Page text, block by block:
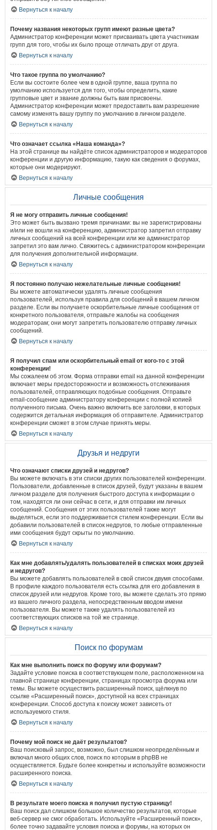
Вернуться к началу
Почему названия некоторых групп имеют разные цвета?
Администратор конференции может присваивать цвета участникам
групп для того, чтобы их было проще отличать друг от друга.
Вернуться к началу
Что такое группа по умолчанию?
Если вы состоите более чем в одной группе, ваша группа по
умолчанию используется для того, чтобы определить, какие
групповые цвет и звание должны быть вам присвоены.
Администратор конференции может предоставить вам разрешение
самому изменять вашу группу по умолчанию в личном разделе.
Вернуться к началу
Что означает ссылка «Наша команда»?
На этой странице вы найдёте список администраторов и модераторов
конференции и другую информацию, такую как сведения о форумах,
которые они модерируют.
Вернуться к началу
Личные сообщения
Я не могу отправить личные сообщения!
Это может быть вызвано тремя причинами: вы не зарегистрированы
и/или не вошли на конференцию, администратор запретил отправку
личных сообщений на всей конференции или же администратор
запретил это вам лично. Свяжитесь с администратором конференции
для получения дополнительной информации.
Вернуться к началу
Я постоянно получаю нежелательные личные сообщения!
Вы можете автоматически удалять личные сообщения
пользователей, используя правила для сообщений в вашем личном
разделе. Если вы получаете оскорбительные личные сообщения от
конкретного пользователя, отправьте жалобы на сообщения
модераторам; они могут запретить пользователю отправку личных
сообщений.
Вернуться к началу
Я получил спам или оскорбительный email от кого-то с этой
конференции!
Мы сожалеем об этом. Форма отправки email на данной конференции
включает меры предосторожности и возможность отслеживания
пользователей, отправляющих подобные сообщения. Отправьте
email-сообщение администратору конференции с полной копией
полученного письма. Очень важно включить все заголовки, в которых
содержится детальная информация об отправителе. Администратор
конференции сможет в этом случае принять меры.
Вернуться к началу
Друзья и недруги
Что означают списки друзей и недругов?
Вы можете включать в эти списки других пользователей конференции.
Пользователи, добавленные в список друзей, будут указаны в вашем
личном разделе для получения быстрого доступа к информации о
том, находятся ли они сейчас в сети, и для отправки им личных
сообщений. Сообщения от этих пользователей также могут
выделяться, если это поддерживается стилем конференции. Если вы
добавили пользователей в список недругов, то любые отправленные
ими сообщения будут скрыты по умолчанию.
Вернуться к началу
Как мне добавлять/удалять пользователей в списках моих друзей
и недругов?
Вы можете добавлять пользователей в свой список двумя способами.
В профиле каждого пользователя есть ссылка для его добавления в
список друзей или недругов. Кроме того, вы можете сделать это прямо
из вашего личного раздела, непосредственным вводом имени
пользователя. Вы можете также удалять пользователей из
соответствующих списков на той же странице.
Вернуться к началу
Поиск по форумам
Как мне выполнить поиск по форуму или форумам?
Задайте условие поиска в соответствующем поле, расположенном на
главной странице конференции, страницах просмотра форума или
темы. Вы можете осуществить расширенный поиск, щёлкнув по
ссылке «Расширенный поиск», доступной на всех страницах
конференции. Способ доступа к поиску может зависеть от
используемого стиля.
Вернуться к началу
Почему мой поиск не даёт результатов?
Ваш поисковый запрос, возможно, был слишком неопределённым и
включал много общих слов, поиск по которым в phpBB не
осуществляется. Будьте более конкретны и используйте возможности
расширенного поиска.
Вернуться к началу
В результате моего поиска я получил пустую страницу!
Ваш поиск дал слишком большое количество результатов, которые
веб-сервер не смог обработать. Используйте «Расширенный поиск»,
более точно задавайте условия поиска и форумы, на которых он